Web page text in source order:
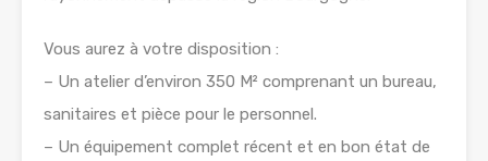
Vous aurez à votre disposition :
– Un atelier d’environ 350 M² comprenant un bureau,
sanitaires et pièce pour le personnel.
– Un équipement complet récent et en bon état de